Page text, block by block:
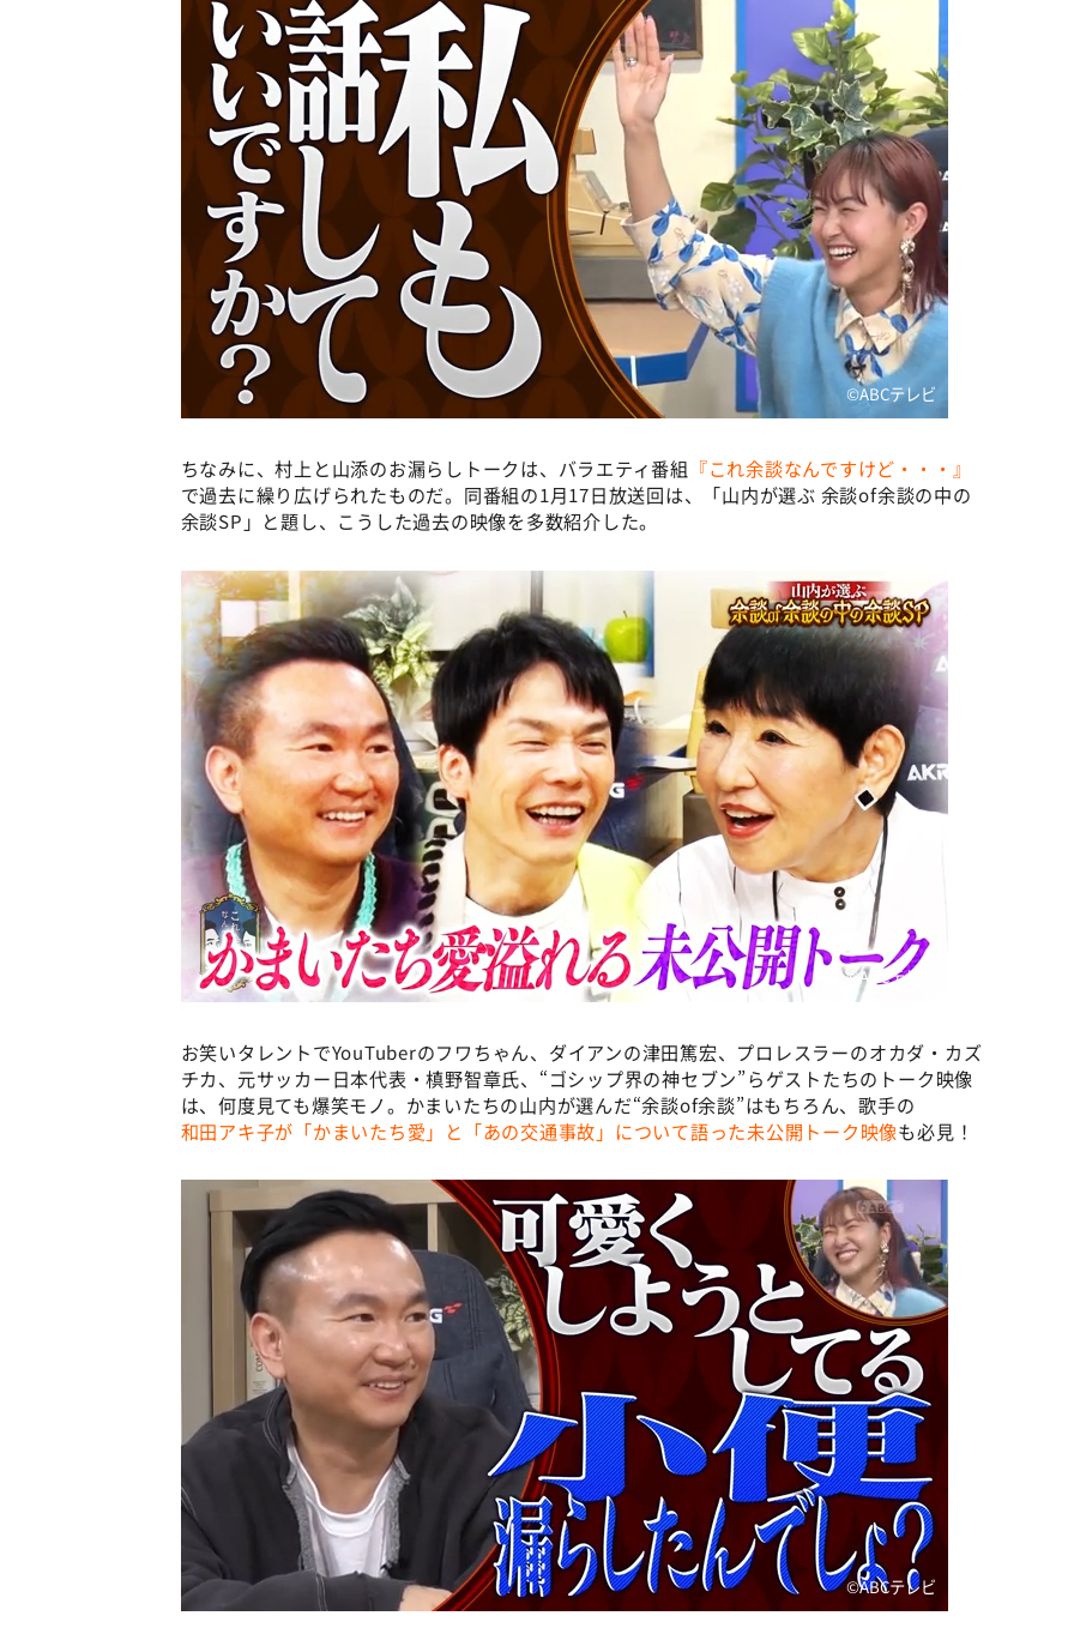
©ABCテレビ
ちなみに、村上と山添のお漏らしトークは、バラエティ番組 『これ余談なんですけど・・・』
で過去に繰り広げられたものだ。同番組の1月17日放送回は、「山内が選ぶ 余談of余談の中の
余談SP」と題し、こうした過去の映像を多数紹介した。
©ABCテレビ
お笑いタレントでYouTuberのフワちゃん、ダイアンの津田篤宏、プロレスラーのオカダ・カズ
チカ、元サッカー日本代表・槙野智章氏、“ゴシップ界の神セブン”らゲストたちのトーク映像
は、何度見ても爆笑モノ。かまいたちの山内が選んだ“余談of余談”はもちろん、歌手の
和田アキ子が「かまいたち愛」と「あの交通事故」について語った未公開トーク映像も必見！
©ABCテレビ